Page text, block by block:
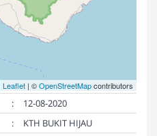
Leaflet | ©OpenStreetMapcontributors
:
12-08-2020
:
KTH BUKIT HIJAU